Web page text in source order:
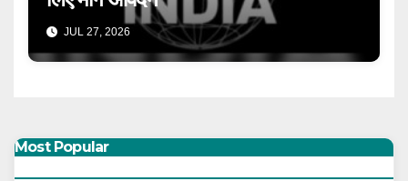
JUL 27, 2026
Most Popular